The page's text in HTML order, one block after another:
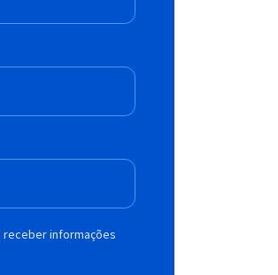
receber informações